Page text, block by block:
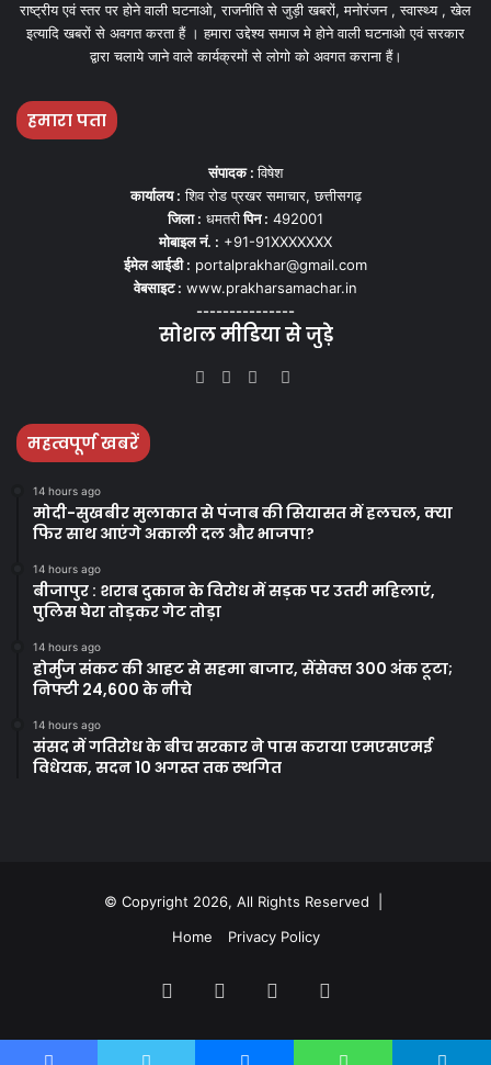
राष्ट्रीय एवं स्तर पर होने वाली घटनाओ, राजनीति से जुड़ी खबरों, मनोरंजन , स्वास्थ्य , खेल
इत्यादि खबरों से अवगत करता हैं । हमारा उद्देश्य समाज मे होने वाली घटनाओ एवं सरकार
द्वारा चलाये जाने वाले कार्यक्रमों से लोगो को अवगत कराना हैं।
हमारा पता
संपादक :विषेश
कार्यालय : शिव रोड प्रखर समाचार, छत्तीसगढ़
जिला : धमतरीपिन : 492001
मोबाइल नं. : +91-91XXXXXXX
ईमेल आईडी : portalprakhar@gmail.com
वेबसाइट : www.prakharsamachar.in
---------------
सोशल मीडिया से जुड़े
Facebook
TwitterYouTube
महत्वपूर्ण खबरें
14 hours ago
मोदी-सुखबीर मुलाकात से पंजाब की सियासत में हलचल, क्या
फिर साथ आएंगे अकाली दल और भाजपा?
14 hours ago
बीजापुर : शराब दुकान के विरोध में सड़क पर उतरी महिलाएं,
पुलिस घेरा तोड़कर गेट तोड़ा
14 hours ago
होर्मुज संकट की आहट से सहमा बाजार, सेंसेक्स 300 अंक टूटा;
निफ्टी 24,600 के नीचे
14 hours ago
संसद में गतिरोध के बीच सरकार ने पास कराया एमएसएमई
विधेयक, सदन 10 अगस्त तक स्थगित
© Copyright 2026, All Rights Reserved |
Home
Privacy Policy
FacebookTwitter YouTube